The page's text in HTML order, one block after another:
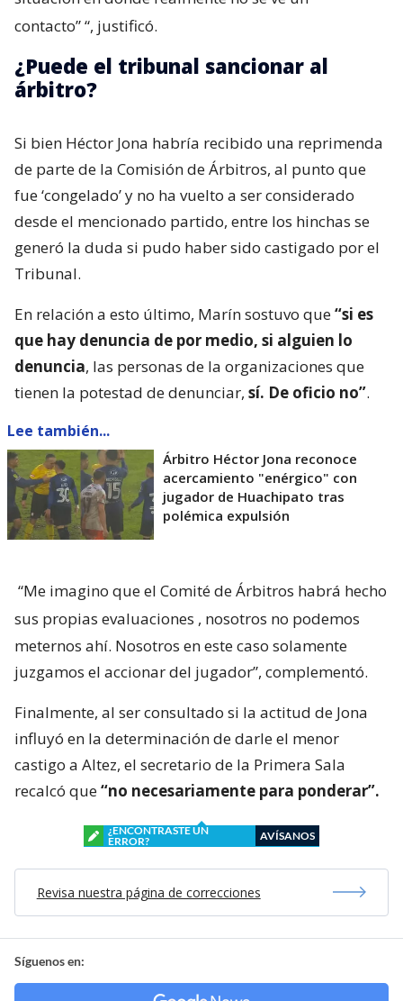
contacto”“, justificó.
¿Puede el tribunal sancionar al
árbitro?
Si bien Héctor Jona habría recibido una reprimenda
de parte de la Comisión de Árbitros, al punto que
fue ‘congelado’ y no ha vuelto a ser considerado
desde el mencionado partido, entre los hinchas se
generó la duda si pudo haber sido castigado por el
Tribunal.
En relación a esto último, Marín sostuvo que“si es
que hay denuncia de por medio, si alguien lo
denuncia, las personas de la organizaciones que
tienen la potestad de denunciar, sí. De oficio no”.
Lee también...
Árbitro Héctor Jona reconoce
acercamiento "enérgico" con
jugador de Huachipato tras
polémica expulsión
“Me imagino que el Comité de Árbitros habrá hecho
sus propias evaluaciones , nosotros no podemos
meternos ahí. Nosotros en este caso solamente
juzgamos el accionar del jugador”, complementó.
Finalmente, al ser consultado si la actitud de Jona
influyó en la determinación de darle el menor
castigo a Altez, el secretario de la Primera Sala
recalcó que“no necesariamente para ponderar”.
¿ENCONTRASTE UN
ERROR?
AVÍSANOS
Revisa nuestra página de correcciones
Síguenos en: